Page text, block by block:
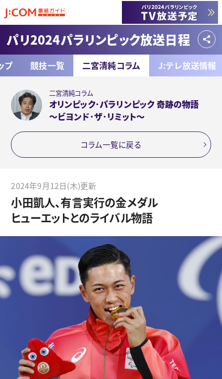
パリ2024パラリンピック放送日程
プ 競技一覧 二宮清純コラム J:テレ放送情報
二宮清純コラム
オリンピック･パラリンピック 奇跡の物語
～ビヨンド･ザ･リミット～
コラム一覧に戻る
2024年9月12日(木)更新
小田凱人、有言実行の金メダル
ヒューエットとのライバル物語